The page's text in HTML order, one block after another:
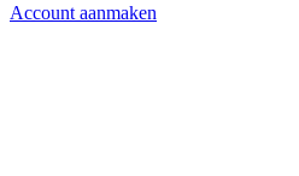
Account aanmaken